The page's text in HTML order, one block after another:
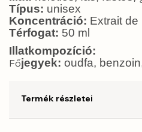
Típus: unisex
Koncentráció: Extrait de
Térfogat: 50 ml
Illatkompozíció:
Főjegyek: oudfa,
Termék részletei